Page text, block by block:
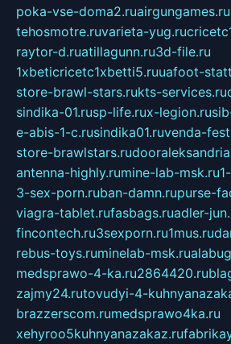
poka-vse-doma2.ruairgungames.ru
tehosmotre.ruvarieta-yug.ru
raytor-d.ruatillagunn.ru3d-file.ru
1xbeticricetc1xbetti5.ruuafoot-
store-brawl-stars.rukts-services.ru
sindika-01.rusp-life.rux-legion.ru
e-abis-1-c.rusindika01.ruvenda-
store-brawlstars.ru
antenna-highly.rumine-lab-msk.ru
3-sex-porn.ruban-damn.rupurse-
viagra-tablet.rufasbags.ruadler-
fincontech.ru3sexporn.ru1mus.ru
rebus-toys.ruminelab-msk.ru
medsprawo-4-ka.ru2864420.ru
zajmy24.rutovudyi-4-
brazzerscom.rumedsprawo4ka.ru
xehyroo5kuhnyanazakaz.ru